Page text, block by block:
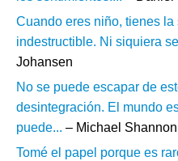
Cuando eres niño, tienes
indestructible. Ni siquiera
Johansen
No se puede escapar de
desintegración. El mundo
puede... – Michael Shannon
Tomé el papel porque es